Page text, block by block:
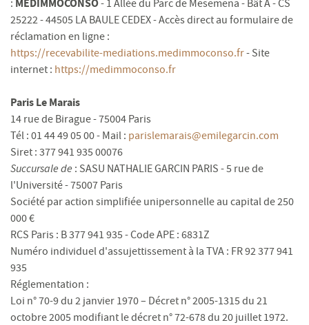
: MEDIMMOCONSO- 1 Allée du Parc de Mesemena - Bât A - CS
25222 - 44505 LA BAULE CEDEX - Accès direct au formulaire de
réclamation en ligne :
https://recevabilite-mediations.medimmoconso.fr- Site
internet : https://medimmoconso.fr
Paris Le Marais
14 rue de Birague - 75004 Paris
Tél : 01 44 49 05 00 - Mail : parislemarais@emilegarcin.com
Siret : 377 941 935 00076
Succursale de : SASU NATHALIE GARCIN PARIS - 5 rue de
l'Université - 75007 Paris
Société par action simplifiée unipersonnelle au capital de 250
000 €
RCS Paris : B 377 941 935 - Code APE : 6831Z
Numéro individuel d'assujettissement à la TVA : FR 92 377 941
935
Réglementation :
Loi n° 70-9 du 2 janvier 1970 – Décret n° 2005-1315 du 21
octobre 2005 modifiant le décret n° 72-678 du 20 juillet 1972.